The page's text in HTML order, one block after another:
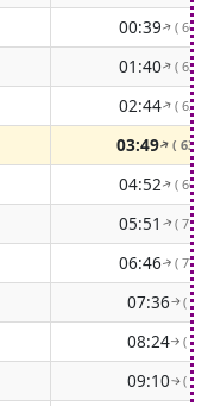
00:39↑( 66°
01:40↑( 63°
02:44↑( 62°
03:49↑( 63°
04:52↑( 66°
05:51 ↑( 71°
06:46↑( 77°
07:36↑(
08:24↑ (
09:10↑(